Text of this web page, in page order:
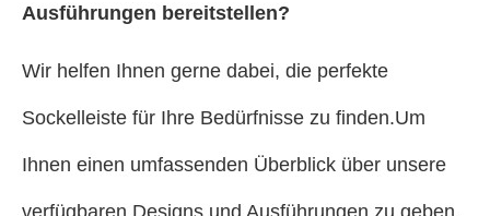
Ausführungen bereitstellen?
Wir helfen Ihnen gerne dabei, die perfekte
Sockelleiste für Ihre Bedürfnisse zu finden.Um
Ihnen einen umfassenden Überblick über unsere